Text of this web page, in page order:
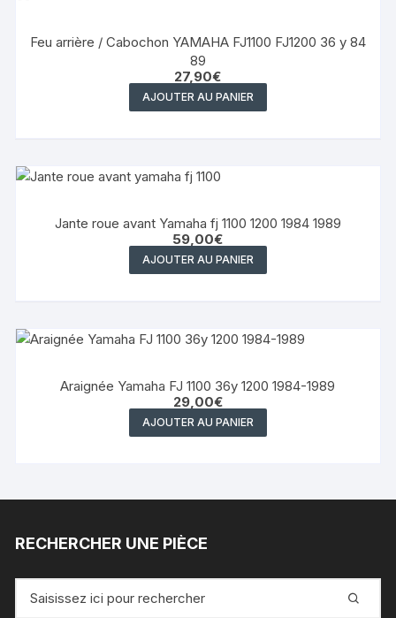
Feu arrière / Cabochon YAMAHA FJ1100 FJ1200 36 y 84
89
27,90€
AJOUTER AU PANIER
Jante roue avant Yamaha fj 1100 1200 1984 1989
59,00€
AJOUTER AU PANIER
Araignée Yamaha FJ 1100 36y 1200 1984-1989
29,00€
AJOUTER AU PANIER
RECHERCHER UNE PIÈCE
pour